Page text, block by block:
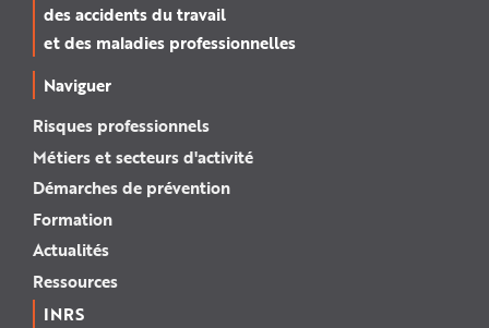
des accidents du travail
et des maladies professionnelles
Naviguer
Risques professionnels
Métiers et secteurs d'activité
Démarches de prévention
Formation
Actualités
Ressources
INRS